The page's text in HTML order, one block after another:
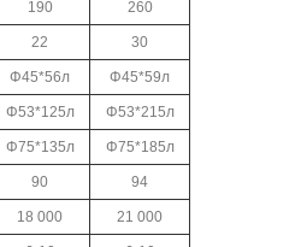
190 260
22 30
Φ45*56л Φ45*59л
Φ53*125л Φ53*215л
Φ75*135л Φ75*185л
90 94
18 000 21 000